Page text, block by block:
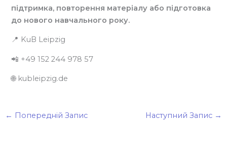
підтримка, повторення матеріалу або підготовка
до нового навчального року.
📍 KuB Leipzig
📲 +49 152 244 978 57
🌐 kubleipzig.de
← Попередній Запис Наступний Запис →